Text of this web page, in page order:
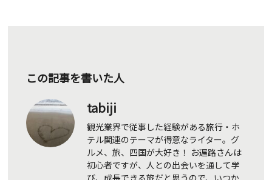
この記事を書いた人
tabiji
観光業界で従事した経験がある旅行・ホ
テル関連のテーマが得意なライター。グ
ルメ、旅、四国が大好き！ お遍路さんは
初心者ですが、人との出会いを通して学